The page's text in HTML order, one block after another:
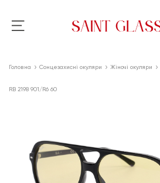
Головна Сонцезахисні окуляри Жіночі окуляри
RB 2198 901/R6 60